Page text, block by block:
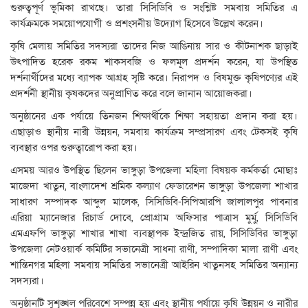
গুরুত্বপূর্ণ ভূমিকা রাখছে। তারা সিসিডিবি ও সংশ্লিষ্ট সমবায় সমিতির এ
কার্যক্রমকে সময়োপযোগী ও প্রশংসনীয় উদ্যোগ হিসেবে উল্লেখ করেন।
কৃষি মেলায় সমিতির সদস্যরা তাদের নিজ আঙিনায় সার ও কীটনাশক ছাড়াই
উৎপাদিত হরেক রকম শাকসবজি ও ফলমূল প্রদর্শন করেন, যা উপস্থিত
দর্শনার্থীদের মধ্যে ব্যাপক আগ্রহ সৃষ্টি করে। নিরাপদ ও বিষমুক্ত কৃষিপণ্যের এই
প্রদর্শনী স্থানীয় কৃষকদের অনুপ্রাণিত করে বলে জানান আয়োজকরা।
অনুষ্ঠানের এক পর্যায়ে তিনজন শিক্ষার্থীকে শিক্ষা সহায়তা প্রদান করা হয়।
এছাড়াও স্থানীয় নারী উন্নয়ন, সমবায় কার্যক্রম সম্প্রসারণ এবং টেকসই কৃষি
ব্যবস্থার ওপর গুরুত্বারোপ করা হয়।
এসময় আরও উপস্থিত ছিলেন ভাঙ্গুড়া উপজেলা মহিলা বিষয়ক কর্মকর্তা মোছাঃ
মাজেদা খাতুন, বাংলাদেশ শ্রমিক কল্যাণ ফেডারেশন ভাঙ্গুড়া উপজেলা শাখার
সাধারণ সম্পাদক আব্দুল মালেক, সিসিডিবি-সিপিআরপি জালালপুর পাবনার
এরিয়া ম্যানেজার রিচার্ড দোবে, প্রোগ্রাম অফিসার পাত্রাস মুর্মু, সিসিডিবি
এমএফপি ভাঙ্গুড়া শাখার শাখা ব্যবস্থাপক ইন্দ্রজিত রায়, সিসিডিবির ভাঙ্গুড়া
উপজেলা নেটওয়ার্ক কমিটির সভানেত্রী সাধনা রাণী, সম্পাদিকা মালা রাণী এবং
শান্তিনগর মহিলা সমবায় সমিতির সভানেত্রী আইরিন খাতুনসহ সমিতির অন্যান্য
সদস্যরা।
অনুষ্ঠানটি সুশৃঙ্খল পরিবেশে সম্পন্ন হয় এবং স্থানীয় পর্যায়ে কৃষি উন্নয়ন ও নারীর